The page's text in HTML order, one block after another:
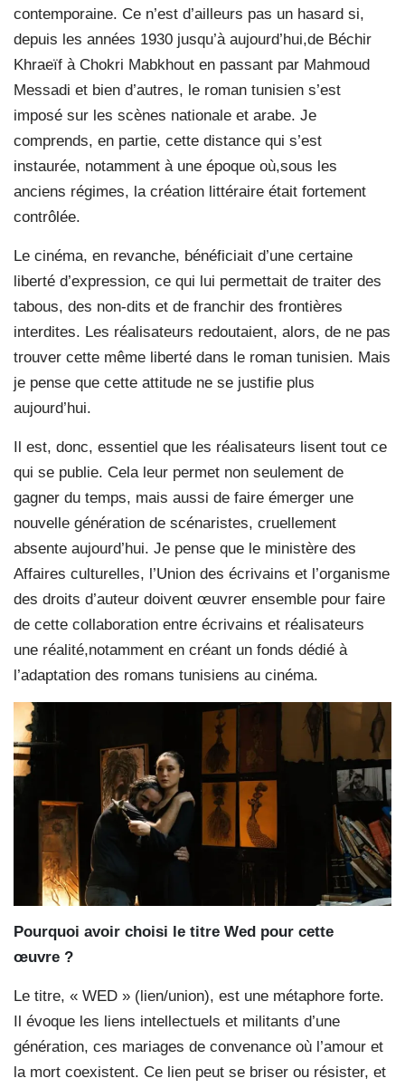
contemporaine. Ce n’est d’ailleurs pas un hasard si,
depuis les années 1930 jusqu’à aujourd’hui,de Béchir
Khraeïf à Chokri Mabkhout en passant par Mahmoud
Messadi et bien d’autres, le roman tunisien s’est
imposé sur les scènes nationale et arabe. Je
comprends, en partie, cette distance qui s’est
instaurée, notamment à une époque où,sous les
anciens régimes, la création littéraire était fortement
contrôlée.
Le cinéma, en revanche, bénéficiait d’une certaine
liberté d’expression, ce qui lui permettait de traiter des
tabous, des non-dits et de franchir des frontières
interdites. Les réalisateurs redoutaient, alors, de ne pas
trouver cette même liberté dans le roman tunisien. Mais
je pense que cette attitude ne se justifie plus
aujourd’hui.
Il est, donc, essentiel que les réalisateurs lisent tout ce
qui se publie. Cela leur permet non seulement de
gagner du temps, mais aussi de faire émerger une
nouvelle génération de scénaristes, cruellement
absente aujourd’hui. Je pense que le ministère des
Affaires culturelles, l’Union des écrivains et l’organisme
des droits d’auteur doivent œuvrer ensemble pour faire
de cette collaboration entre écrivains et réalisateurs
une réalité,notamment en créant un fonds dédié à
l’adaptation des romans tunisiens au cinéma.
Pourquoi avoir choisi le titre Wed pour cette
œuvre ?
Le titre, « WED » (lien/union), est une métaphore forte.
Il évoque les liens intellectuels et militants d’une
génération, ces mariages de convenance où l’amour et
la mort coexistent. Ce lien peut se briser ou résister, et